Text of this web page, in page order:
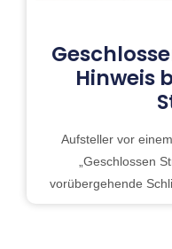
Hinweis
Aufsteller vor
„Geschlossen
vorübergehende